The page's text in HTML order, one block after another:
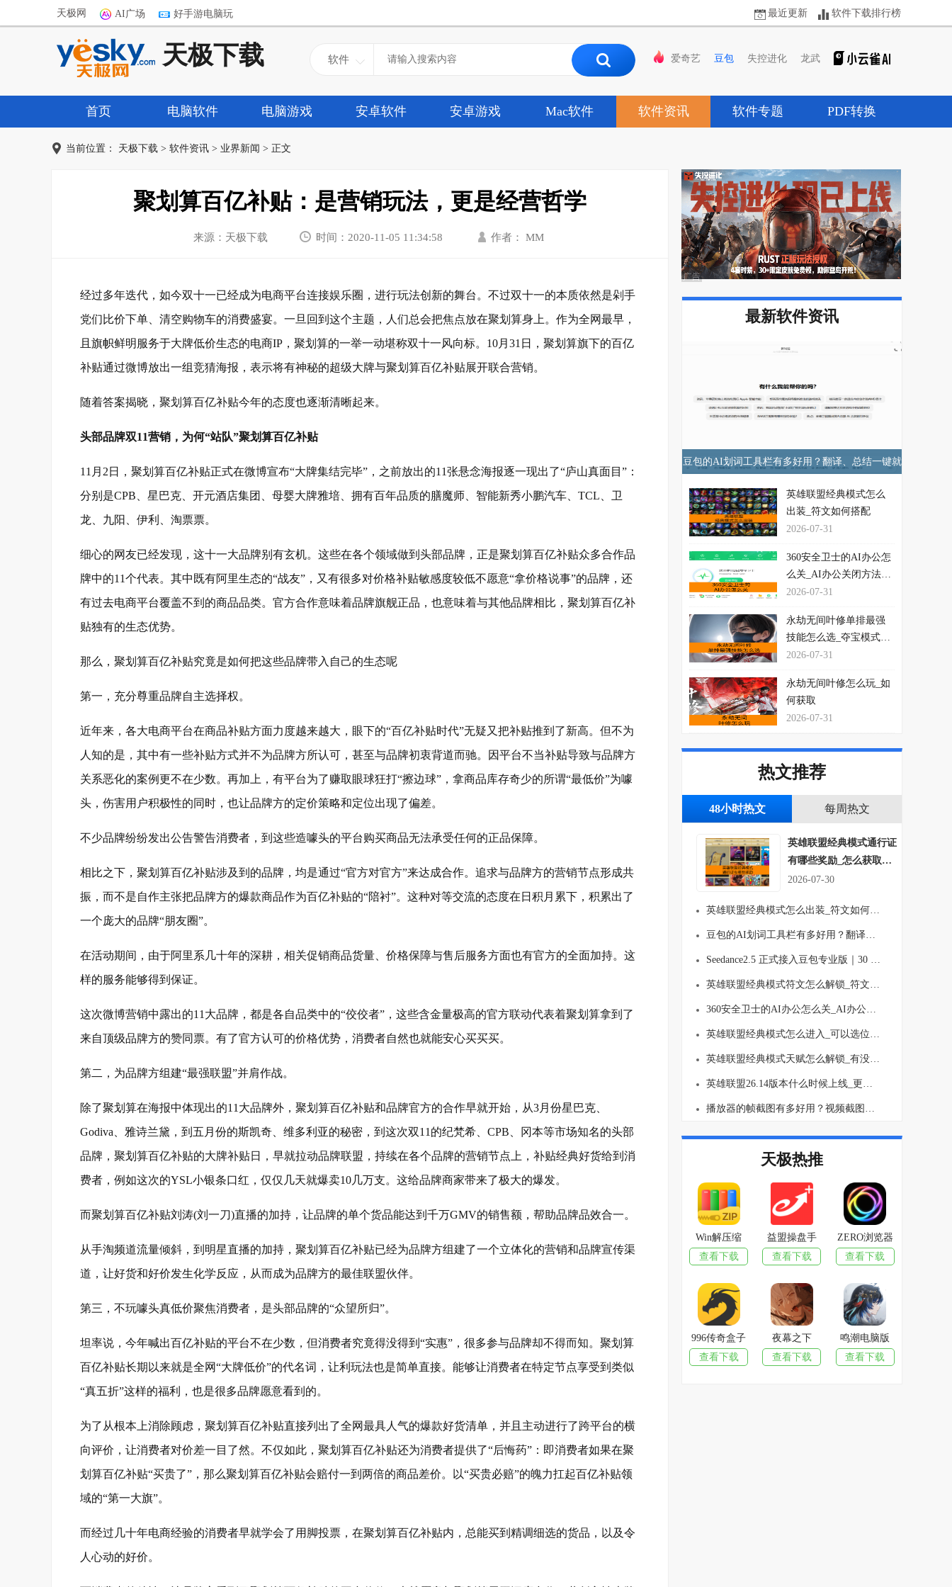
天极网 AI广场 好手游电脑玩 最近更新 软件下载排行榜
天极下载 软件 爱奇艺 豆包 失控进化 龙武
首页 电脑软件 电脑游戏 安卓软件 安卓游戏 Mac软件 软件资讯 软件专题 PDF转换
当前位置： 天极下载 > 软件资讯 > 业界新闻 > 正文
聚划算百亿补贴：是营销玩法，更是经营哲学
来源：天极下载 时间：2020-11-05 11:34:58 作者： MM
经过多年迭代，如今双十一已经成为电商平台连接娱乐圈，进行玩法创新的舞台。不过双十一的本质依然是剁手
党们比价下单、清空购物车的消费盛宴。一旦回到这个主题，人们总会把焦点放在聚划算身上。作为全网最早，
且旗帜鲜明服务于大牌低价生态的电商IP，聚划算的一举一动堪称双十一风向标。10月31日，聚划算旗下的百亿
补贴通过微博放出一组竞猜海报，表示将有神秘的超级大牌与聚划算百亿补贴展开联合营销。
随着答案揭晓，聚划算百亿补贴今年的态度也逐渐清晰起来。
头部品牌双11营销，为何“站队”聚划算百亿补贴
11月2日，聚划算百亿补贴正式在微博宣布“大牌集结完毕”，之前放出的11张悬念海报逐一现出了“庐山真面目”：
分别是CPB、星巴克、开元酒店集团、母婴大牌雅培、拥有百年品质的膳魔师、智能新秀小鹏汽车、TCL、卫
龙、九阳、伊利、淘票票。
细心的网友已经发现，这十一大品牌别有玄机。这些在各个领域做到头部品牌，正是聚划算百亿补贴众多合作品
牌中的11个代表。其中既有阿里生态的“战友”，又有很多对价格补贴敏感度较低不愿意“拿价格说事”的品牌，还
有过去电商平台覆盖不到的商品品类。官方合作意味着品牌旗舰正品，也意味着与其他品牌相比，聚划算百亿补
贴独有的生态优势。
那么，聚划算百亿补贴究竟是如何把这些品牌带入自己的生态呢
第一，充分尊重品牌自主选择权。
近年来，各大电商平台在商品补贴方面力度越来越大，眼下的“百亿补贴时代”无疑又把补贴推到了新高。但不为
人知的是，其中有一些补贴方式并不为品牌方所认可，甚至与品牌初衷背道而驰。因平台不当补贴导致与品牌方
关系恶化的案例更不在少数。再加上，有平台为了赚取眼球狂打“擦边球”，拿商品库存奇少的所谓“最低价”为噱
头，伤害用户积极性的同时，也让品牌方的定价策略和定位出现了偏差。
不少品牌纷纷发出公告警告消费者，到这些造噱头的平台购买商品无法承受任何的正品保障。
相比之下，聚划算百亿补贴涉及到的品牌，均是通过“官方对官方”来达成合作。追求与品牌方的营销节点形成共
振，而不是自作主张把品牌方的爆款商品作为百亿补贴的“陪衬”。这种对等交流的态度在日积月累下，积累出了
一个庞大的品牌“朋友圈”。
在活动期间，由于阿里系几十年的深耕，相关促销商品货量、价格保障与售后服务方面也有官方的全面加持。这
样的服务能够得到保证。
这次微博营销中露出的11大品牌，都是各自品类中的“佼佼者”，这些含金量极高的官方联动代表着聚划算拿到了
来自顶级品牌方的赞同票。有了官方认可的价格优势，消费者自然也就能安心买买买。
第二，为品牌方组建“最强联盟”并肩作战。
除了聚划算在海报中体现出的11大品牌外，聚划算百亿补贴和品牌官方的合作早就开始，从3月份星巴克、
Godiva、雅诗兰黛，到五月份的斯凯奇、维多利亚的秘密，到这次双11的纪梵希、CPB、冈本等市场知名的头部
品牌，聚划算百亿补贴的大牌补贴日，早就拉动品牌联盟，持续在各个品牌的营销节点上，补贴经典好货给到消
费者，例如这次的YSL小银条口红，仅仅几天就爆卖10几万支。这给品牌商家带来了极大的爆发。
而聚划算百亿补贴刘涛(刘一刀)直播的加持，让品牌的单个货品能达到千万GMV的销售额，帮助品牌品效合一。
从手淘频道流量倾斜，到明星直播的加持，聚划算百亿补贴已经为品牌方组建了一个立体化的营销和品牌宣传渠
道，让好货和好价发生化学反应，从而成为品牌方的最佳联盟伙伴。
第三，不玩噱头真低价聚焦消费者，是头部品牌的“众望所归”。
坦率说，今年喊出百亿补贴的平台不在少数，但消费者究竟得没得到“实惠”，很多参与品牌却不得而知。聚划算
百亿补贴长期以来就是全网“大牌低价”的代名词，让利玩法也是简单直接。能够让消费者在特定节点享受到类似
“真五折”这样的福利，也是很多品牌愿意看到的。
为了从根本上消除顾虑，聚划算百亿补贴直接列出了全网最具人气的爆款好货清单，并且主动进行了跨平台的横
向评价，让消费者对价差一目了然。不仅如此，聚划算百亿补贴还为消费者提供了“后悔药”：即消费者如果在聚
划算百亿补贴“买贵了”，那么聚划算百亿补贴会赔付一到两倍的商品差价。以“买贵必赔”的魄力扛起百亿补贴领
域的“第一大旗”。
而经过几十年电商经验的消费者早就学会了用脚投票，在聚划算百亿补贴内，总能买到精调细选的货品，以及令
人心动的好价。
最新软件资讯
豆包的AI划词工具栏有多好用？翻译、总结一键就
行！
英雄联盟经典模式怎么
出装_符文如何搭配
2026-07-31
360安全卫士的AI办公怎
么关_AI办公关闭方法介
绍
2026-07-31
永劫无间叶修单排最强
技能怎么选_夺宝模式玩
法思路介绍
2026-07-31
永劫无间叶修怎么玩_如
何获取
2026-07-31
热文推荐
48小时热文 每周热文
英雄联盟经典模式通行证
有哪些奖励_怎么获取符
文吗
2026-07-30
英雄联盟经典模式怎么出装_符文如何搭配
豆包的AI划词工具栏有多好用？翻译、总结一键就行！
Seedance2.5 正式接入豆包专业版｜30 秒长视频生成、多图参考 AI视频创作能力全面升级
英雄联盟经典模式符文怎么解锁_符文要买吗
360安全卫士的AI办公怎么关_AI办公关闭方法介绍
英雄联盟经典模式怎么进入_可以选位置吗
英雄联盟经典模式天赋怎么解锁_有没有等级上限
英雄联盟26.14版本什么时候上线_更新了哪些内容
播放器的帧截图有多好用？视频截图再也不麻烦了！
天极热推
Win解压缩
查看下载
益盟操盘手
查看下载
ZERO浏览器
查看下载
996传奇盒子
查看下载
夜幕之下
查看下载
鸣潮电脑版
查看下载